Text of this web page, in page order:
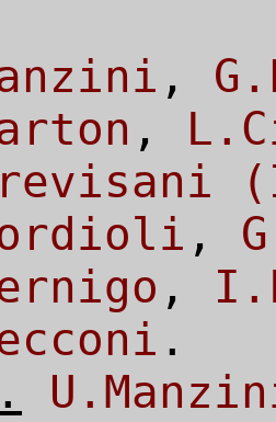
,
,
,
,
.